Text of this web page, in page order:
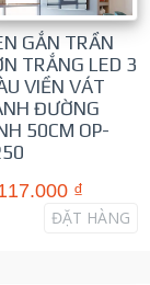
GẮN TRẦN
TRẮNG LED 3
VIỀN VÁT
ĐƯỜNG
50CM OP-
₫
ĐẶT HÀNG